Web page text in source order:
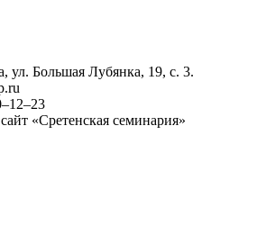
ул. Большая Лубянка, 19, с. 3.
«Сретенская семинария»